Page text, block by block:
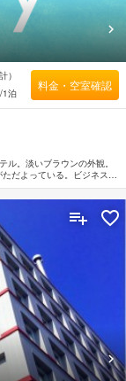
。淡いブラウンの外観。
だよっている。ビジネス
。JR高松駅まで車で約8
空港。
）
/1泊
料金・空室確認